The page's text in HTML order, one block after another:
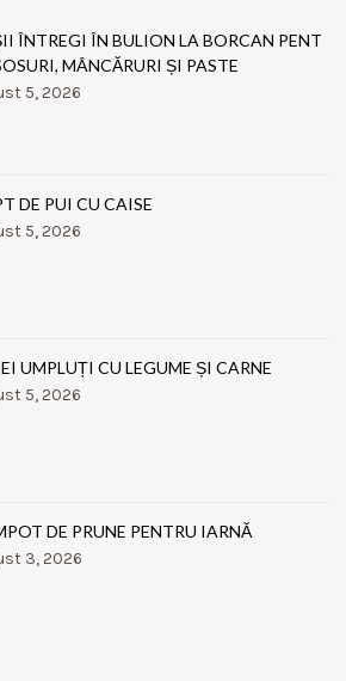
ÎNTREGI ÎN BULION LA BORCAN PENT
MÂNCĂRURI ȘI PASTE
5, 2026
DE PUI CU CAISE
5, 2026
UMPLUȚI CU LEGUME ȘI CARNE
5, 2026
DE PRUNE PENTRU IARNĂ
3, 2026